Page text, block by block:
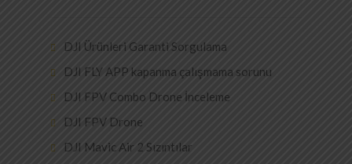
DJI Ürünleri Garanti Sorgulama
DJI FLY APP kapanma çalışmama sorunu
DJI FPV Combo Drone İnceleme
DJI FPV Drone
DJI Mavic Air 2 Sızıntılar